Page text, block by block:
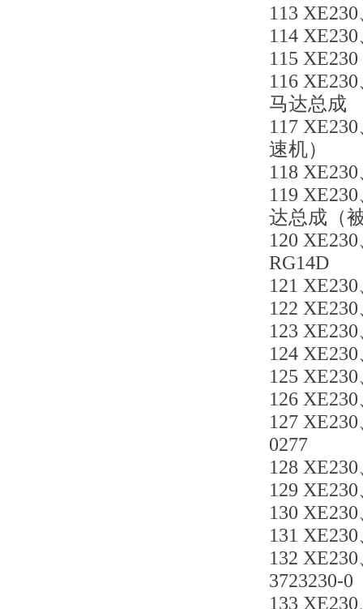
113
114
115
116
马达总成
117
速机）
118
119
达总成（
120
RG14D
121
122
123
124
125
126
127
0277
128
129
130
131
132
3723230-0
133